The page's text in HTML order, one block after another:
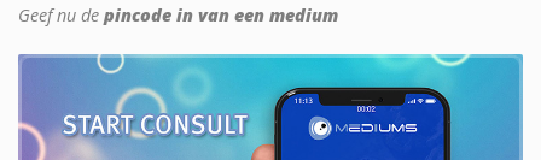
Geef nu de pincode in van een medium